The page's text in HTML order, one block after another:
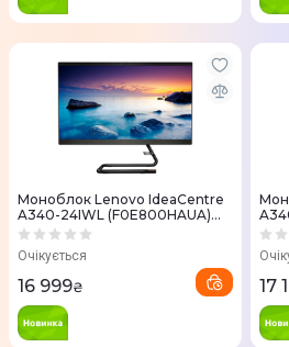
Моноблок Lenovo IdeaCentre
A340-24IWL (F0E800HAUA)
Black
Очікується
16 999₴ 17